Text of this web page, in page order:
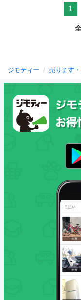
1
ジモティー 売ります